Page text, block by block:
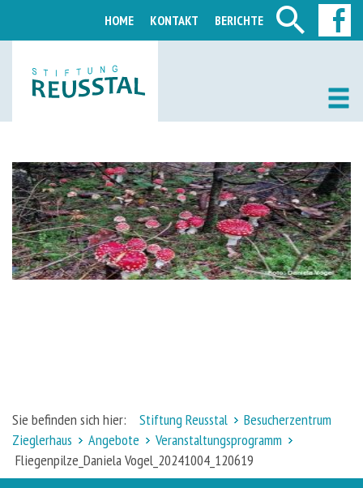
HOME KONTAKT BERICHTE
Sie befinden sich hier: Stiftung Reusstal
Besucherzentrum
Zieglerhaus
Angebote
Veranstaltungsprogramm
Fliegenpilze_Daniela Vogel_20241004_120619